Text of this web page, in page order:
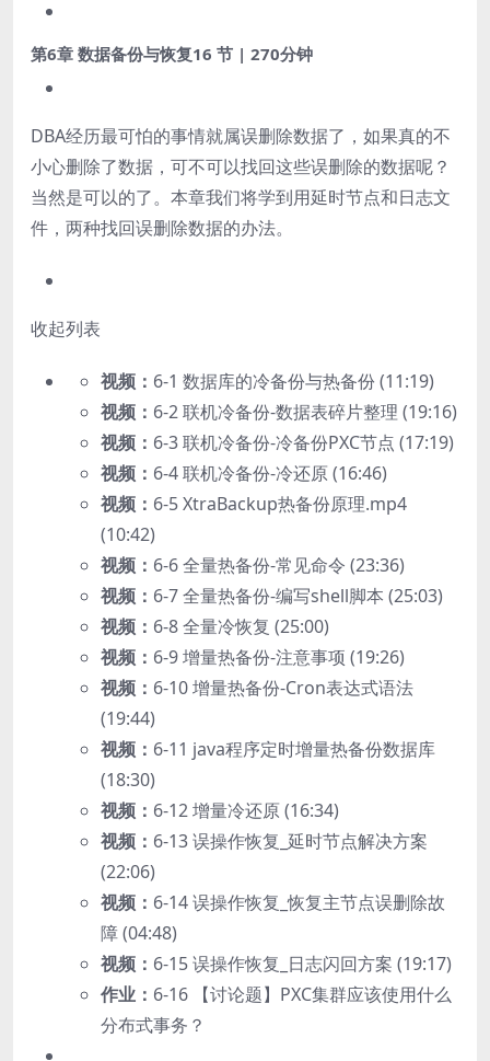
第6章 数据备份与恢复16 节 | 270分钟
DBA经历最可怕的事情就属误删除数据了，如果真的不
小心删除了数据，可不可以找回这些误删除的数据呢？
当然是可以的了。本章我们将学到用延时节点和日志文
件，两种找回误删除数据的办法。
收起列表
视频： 6-1 数据库的冷备份与热备份 (11:19)
视频： 6-2 联机冷备份-数据表碎片整理 (19:16)
视频： 6-3 联机冷备份-冷备份PXC节点 (17:19)
视频： 6-4 联机冷备份-冷还原 (16:46)
视频： 6-5 XtraBackup热备份原理.mp4
(10:42)
视频： 6-6 全量热备份-常见命令 (23:36)
视频： 6-7 全量热备份-编写shell脚本 (25:03)
视频： 6-8 全量冷恢复 (25:00)
视频： 6-9 增量热备份-注意事项 (19:26)
视频： 6-10 增量热备份-Cron表达式语法
(19:44)
视频： 6-11 java程序定时增量热备份数据库
(18:30)
视频： 6-12 增量冷还原 (16:34)
视频： 6-13 误操作恢复_延时节点解决方案
(22:06)
视频： 6-14 误操作恢复_恢复主节点误删除故
障 (04:48)
视频： 6-15 误操作恢复_日志闪回方案 (19:17)
作业： 6-16 【讨论题】PXC集群应该使用什么
分布式事务？